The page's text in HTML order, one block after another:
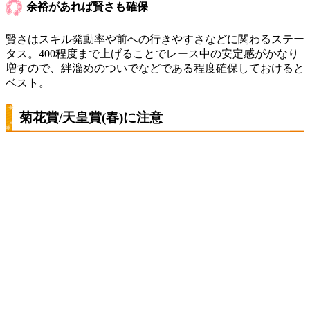
余裕があれば賢さも確保
賢さはスキル発動率や前への行きやすさなどに関わるステー
タス。400程度まで上げることでレース中の安定感がかなり
増すので、絆溜めのついでなどである程度確保しておけると
ベスト。
菊花賞/天皇賞(春)に注意